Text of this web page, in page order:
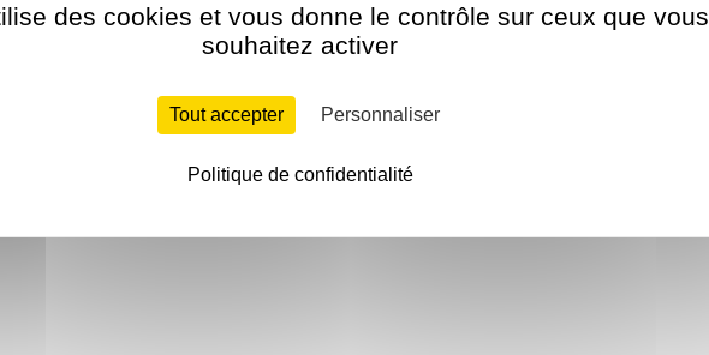
des cookies et vous donne le contrôle sur ceux que vous
souhaitez activer
Tout accepter Personnaliser
Politique de confidentialité